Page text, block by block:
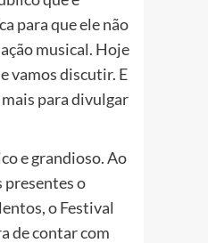
para que ele não
musical. Hoje
vamos discutir. E
para divulgar
e grandioso. Ao
presentes o
o Festival
de contar com